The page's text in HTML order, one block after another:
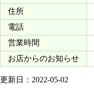
住所
電話
営業時間
お店からのお知らせ
更新日：2022-05-02